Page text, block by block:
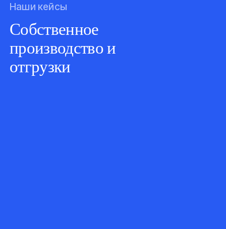
Наши кейсы
Собственное
производство и
отгрузки